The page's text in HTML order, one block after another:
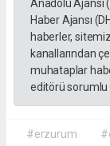
Anadolu Ajansı
Haber Ajansı
haberler,
kanallarından
muhataplar
editörü sorumlu
#erzurum